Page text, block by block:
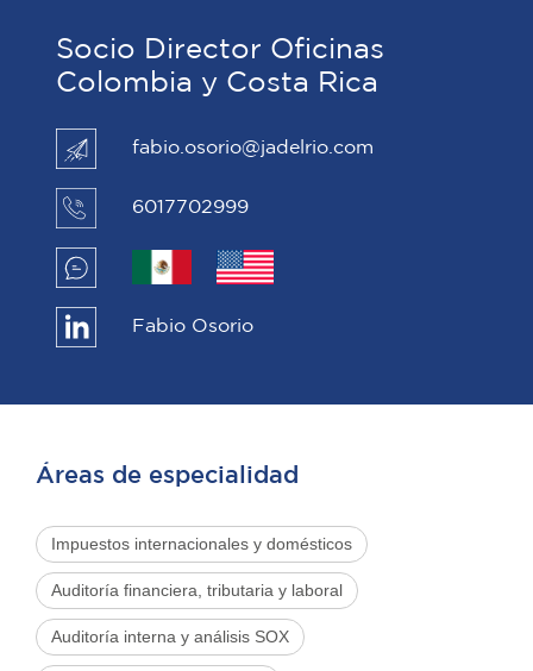
Socio Director Oficinas
Colombia y Costa Rica
fabio.osorio@jadelrio.com
6017702999
Fabio Osorio
Áreas de especialidad
Impuestos internacionales y domésticos
Auditoría financiera, tributaria y laboral
Auditoría interna y análisis SOX